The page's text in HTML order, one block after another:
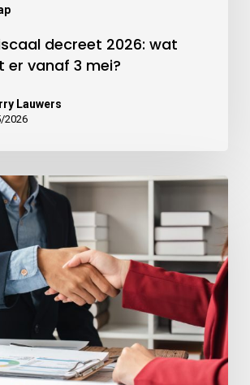
decreet 2026: wat
er vanaf 3 mei?
Lauwers
2026